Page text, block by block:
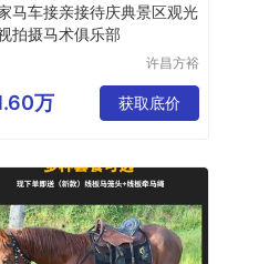
马车接亲接待庆典景区观光
拍摄马术俱乐部
许昌方裕
限公司
万 获取底价